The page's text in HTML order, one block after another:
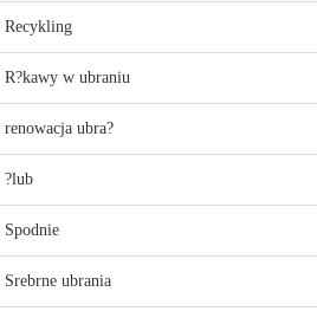
Recykling
R?kawy w ubraniu
renowacja ubra?
?lub
Spodnie
Srebrne ubrania